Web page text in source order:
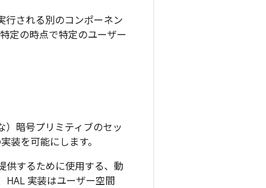
行される別のコンポーネン
定の時点で特定のユーザー
暗号プリミティブのセッ
装を可能にします。
供するために使用する、動
HAL 実装はユーザー空間